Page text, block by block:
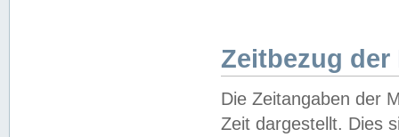
Zeitbezug der
Die Zeitangaben der
Zeit dargestellt. Dies